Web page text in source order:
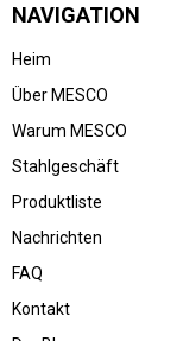
NAVIGATION
Heim
Über MESCO
Warum MESCO
Stahlgeschäft
Produktliste
Nachrichten
FAQ
Kontakt